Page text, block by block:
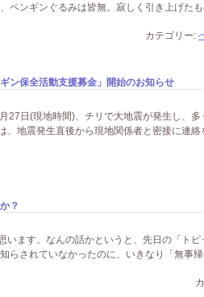
ペンギンぐるみは皆無。寂しく引き上げた
カテゴリー:
ン保全活動支援募金」開始のお知らせ
日(現地時間)、チリで大地震が発生し、
、地震発生直後から現地関係者と密接に連
？
います。なんの話かというと、先日の「ト
らされていなかったのに、いきなり「無事